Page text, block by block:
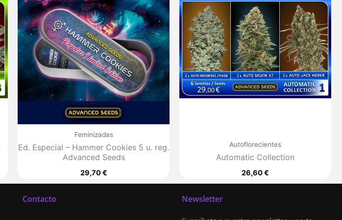
Feminizadas
Ed. Especial – Hammer Cookies 5 u. reg.
Advanced Seeds
29,70€
Autoflorecientes
Automatic Collection
26,60€
Contacto Newsletter